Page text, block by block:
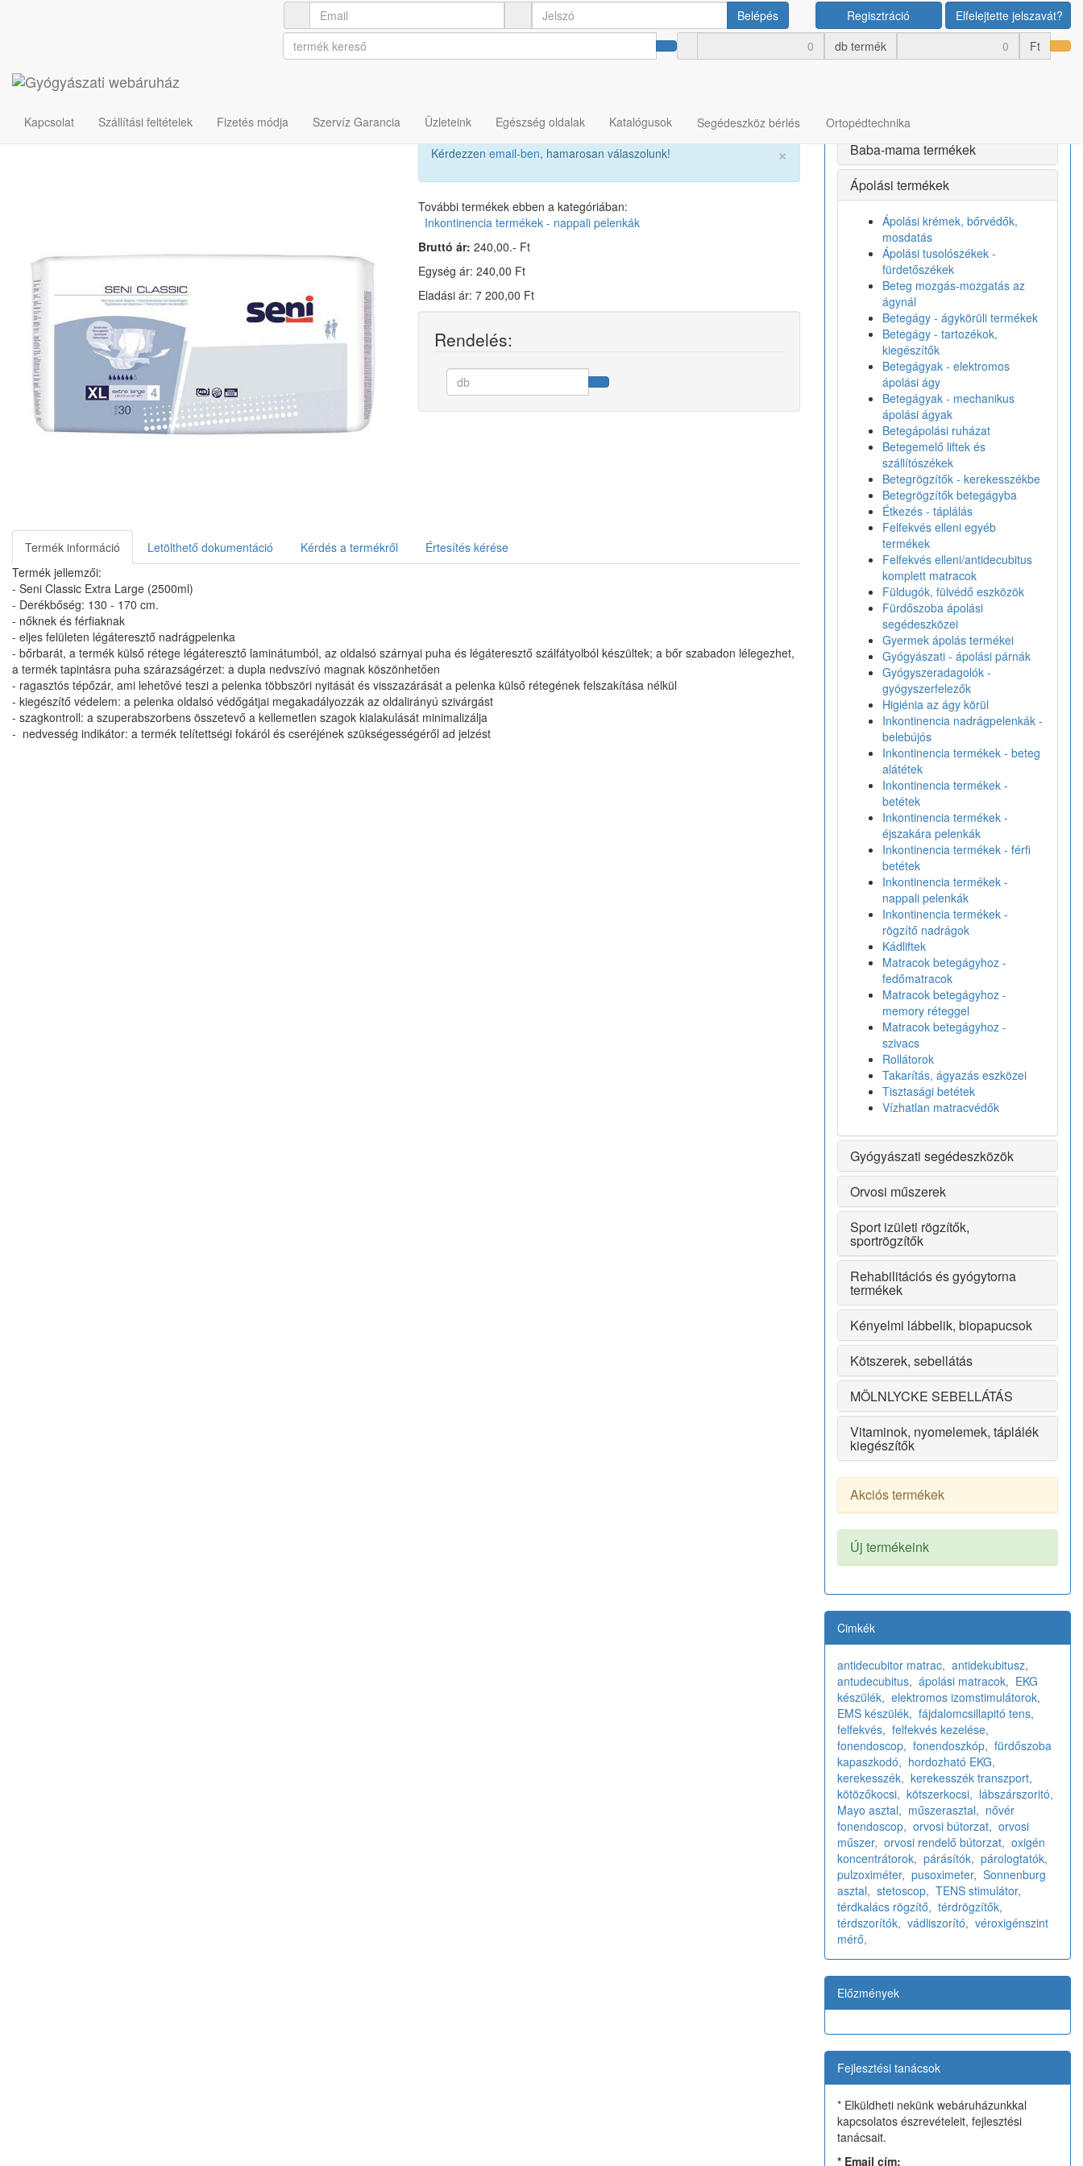
Belépés Regisztráció
Elfelejtette jelszavát?
db termék
Ft
Kapcsolat Szállítási feltételek Fizetés módja Szervíz Garancia Üzleteink Egészség oldalak Katalógusok Segédeszköz bérlés Ortopédtechnika
Inkontinencia termékek - nappali pelenkák
SENI CLASSIC inkontinencia nadrágpelenka XL
Cikkszám: 310212521
×
Kérdezzen email-ben, hamarosan válaszolunk!
További termékek ebben a kategóriában:
Inkontinencia termékek - nappali pelenkák
Bruttó ár: 240,00.- Ft
Egység ár: 240,00 Ft
Eladási ár: 7 200,00 Ft
Rendelés:
Termék információ Letölthető dokumentáció Kérdés a termékről
Értesítés kérése
Termék jellemzői:
- Seni Classic Extra Large (2500ml)
- Derékbőség: 130 - 170 cm.
- nőknek és férfiaknak
- eljes felületen légáteresztő nadrágpelenka
- bőrbarát, a termék külső rétege légáteresztő laminátumból, az oldalsó szárnyai puha és légáteresztő szálfátyolból készültek; a bőr szabadon lélegezhet,
a termék tapintásra puha szárazságérzet: a dupla nedvszívó magnak köszönhetően
- ragasztós tépőzár, ami lehetővé teszi a pelenka többszöri nyitását és visszazárását a pelenka külső rétegének felszakítása nélkül
- kiegészítő védelem: a pelenka oldalsó védőgátjai megakadályozzák az oldalirányú szivárgást
- szagkontroll: a szuperabszorbens összetevő a kellemetlen szagok kialakulását minimalizálja
- nedvesség indikátor: a termék telítettségi fokáról és cseréjének szükségességéről ad jelzést
Termék kategóriák
Bérlés
Egészségmegőrző termékek
Baba-mama termékek
Ápolási termékek
Ápolási krémek, bőrvédők,
mosdatás
Ápolási tusolószékek -
fürdetőszékek
Beteg mozgás-mozgatás az
ágynál
Betegágy - ágykörüli termékek
Betegágy - tartozékok,
kiegészítők
Betegágyak - elektromos
ápolási ágy
Betegágyak - mechanikus
ápolási ágyak
Betegápolási ruházat
Betegemelő liftek és
szállítószékek
Betegrögzítők - kerekesszékbe
Betegrögzítők betegágyba
Étkezés - táplálás
Felfekvés elleni egyéb
termékek
Felfekvés elleni/antidecubitus
komplett matracok
Füldugók, fülvédő eszközök
Fürdőszoba ápolási
segédeszközei
Gyermek ápolás termékei
Gyógyászati - ápolási párnák
Gyógyszeradagolók -
gyógyszerfelezők
Higiénia az ágy körül
Inkontinencia nadrágpelenkák -
belebújós
Inkontinencia termékek - beteg
alátétek
Inkontinencia termékek -
betétek
Inkontinencia termékek -
éjszakára pelenkák
Inkontinencia termékek - férfi
betétek
Inkontinencia termékek -
nappali pelenkák
Inkontinencia termékek -
rögzítő nadrágok
Kádliftek
Matracok betegágyhoz -
fedőmatracok
Matracok betegágyhoz -
memory réteggel
Matracok betegágyhoz -
szivacs
Rollátorok
Takarítás, ágyazás eszközei
Tisztasági betétek
Vízhatlan matracvédők
Gyógyászati segédeszközök
Orvosi műszerek
Sport izületi rögzítők,
sportrögzítők
Rehabilitációs és gyógytorna
termékek
Kényelmi lábbelik, biopapucsok
Kötszerek, sebellátás
MÖLNLYCKE SEBELLÁTÁS
Vitaminok, nyomelemek, táplálék
kiegészítők
Akciós termékek
Új termékeink
Cimkék
antidecubitor matrac, antidekubitusz,
antudecubitus, ápolási matracok, EKG
készülék, elektromos izomstimulátorok,
EMS készülék, fájdalomcsillapitó tens,
felfekvés, felfekvés kezelése,
fonendoscop, fonendoszkóp, fürdőszoba
kapaszkodó, hordozható EKG,
kerekesszék, kerekesszék transzport,
kötözőkocsi, kötszerkocsi, lábszárszoritó,
Mayo asztal, műszerasztal, nővér
fonendoscop, orvosi bútorzat, orvosi
műszer, orvosi rendelő bútorzat, oxigén
koncentrátorok, párásítók, párologtatók,
pulzoximéter, pusoximeter, Sonnenburg
asztal, stetoscop, TENS stimulátor,
térdkalács rögzítő, térdrögzítők,
térdszorítók, vádliszorító, véroxigénszint
mérő,
Előzmények
Fejlesztési tanácsok
* Elküldheti nekünk webáruházunkkal
kapcsolatos észrevételeit, fejlesztési
tanácsait.
* Email cím: